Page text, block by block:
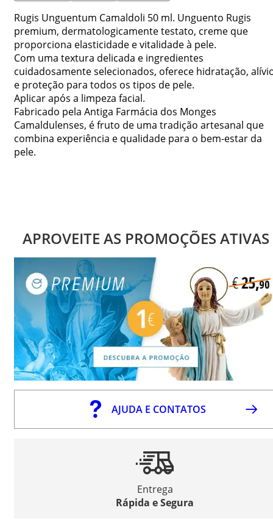
Rugis Unguentum Camaldoli 50 ml. Unguento Rugis
premium, dermatologicamente testato, creme que
proporciona elasticidade e vitalidade à pele.
Com uma textura delicada e ingredientes
cuidadosamente selecionados, oferece hidratação,
e proteção para todos os tipos de pele.
Aplicar após a limpeza facial.
Fabricado pela Antiga Farmácia dos Monges
Camaldulenses, é fruto de uma tradição artesanal que
combina experiência e qualidade para o bem-estar da
pele.
APROVEITE AS PROMOÇÕES ATIVAS
AJUDA E CONTATOS
Entrega
Rápida e Segura